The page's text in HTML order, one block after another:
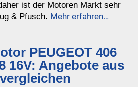
ist der Motoren Markt sehr
& Pfusch. Mehr erfahren…
PEUGEOT 406
16V: Angebote aus